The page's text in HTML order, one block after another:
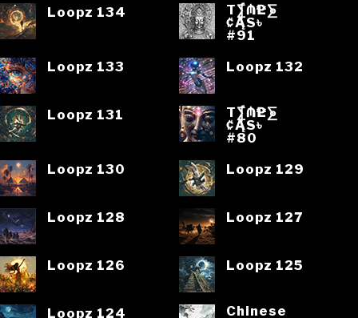
Loopz 134
T⨋₼₱L⨊
₡ĄS৳
#91
Loopz 133
Loopz 132
Loopz 131
T⨋₼₱L⨊
₡ĄS৳
#80
Loopz 130
Loopz 129
Loopz 128 Loopz 127
Loopz 126 Loopz 125
Loopz 124
Chinese